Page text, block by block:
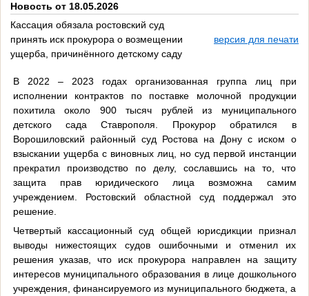
Новость от 18.05.2026
Кассация обязала ростовский суд
принять иск прокурора о возмещении
ущерба, причинённого детскому саду
версия для печати
В 2022 – 2023 годах организованная группа лиц при
исполнении контрактов по поставке молочной продукции
похитила около 900 тысяч рублей из муниципального
детского сада Ставрополя. Прокурор обратился в
Ворошиловский районный суд Ростова на Дону с иском о
взыскании ущерба с виновных лиц, но суд первой инстанции
прекратил производство по делу, сославшись на то, что
защита прав юридического лица возможна самим
учреждением. Ростовский областной суд поддержал это
решение.
Четвертый кассационный суд общей юрисдикции признал
выводы нижестоящих судов ошибочными и отменил их
решения указав, что иск прокурора направлен на защиту
интересов муниципального образования в лице дошкольного
учреждения, финансируемого из муниципального бюджета, а